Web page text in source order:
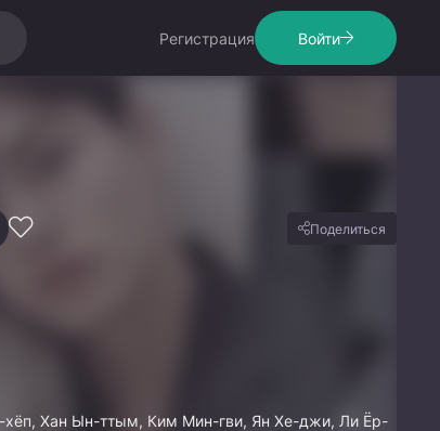
Регистрация Войти
Поделиться
Хан Ын-ттым, Ким Мин-гви, Ян Хе-джи, Ли Ёр-